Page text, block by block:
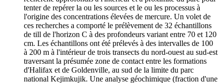
tenter de repérer la ou les sources et le ou les processus à
l'origine des concentrations élevées de mercure. Un volet de
ces recherches a comporté le prélèvement de 32 échantillons
de till de l'horizon C à des profondeurs variant entre 70 et 120
cm. Les échantillons ont été prélevés à des intervalles de 100
à 200 m à l'intérieur de trois transects du nord-ouest au sud-est
traversant la présumée zone de contact entre les formations
d'Halifax et de Goldenville, au sud de la limite du parc
national Kejimkujik. Une analyse géochimique (fraction d'une